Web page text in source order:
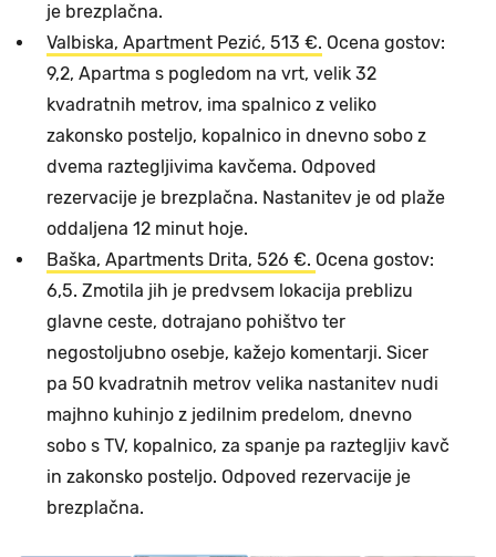
je brezplačna.
Valbiska, Apartment Pezić, 513 €. Ocena gostov:
9,2, Apartma s pogledom na vrt, velik 32
kvadratnih metrov, ima spalnico z veliko
zakonsko posteljo, kopalnico in dnevno sobo z
dvema raztegljivima kavčema. Odpoved
rezervacije je brezplačna. Nastanitev je od plaže
oddaljena 12 minut hoje.
Baška, Apartments Drita, 526 €. Ocena gostov:
6,5. Zmotila jih je predvsem lokacija preblizu
glavne ceste, dotrajano pohištvo ter
negostoljubno osebje, kažejo komentarji. Sicer
pa 50 kvadratnih metrov velika nastanitev nudi
majhno kuhinjo z jedilnim predelom, dnevno
sobo s TV, kopalnico, za spanje pa raztegljiv kavč
in zakonsko posteljo. Odpoved rezervacije je
brezplačna.